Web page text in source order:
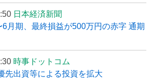
日本経済新聞
月期、最終損益が500万円の赤字 通期
時事ドットコム
先出資等による投資を拡大